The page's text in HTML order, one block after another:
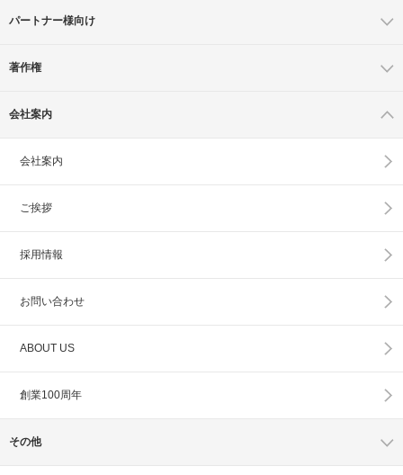
パートナー様向け
著作権
会社案内
会社案内
ご挨拶
採用情報
お問い合わせ
ABOUT US
創業100周年
その他